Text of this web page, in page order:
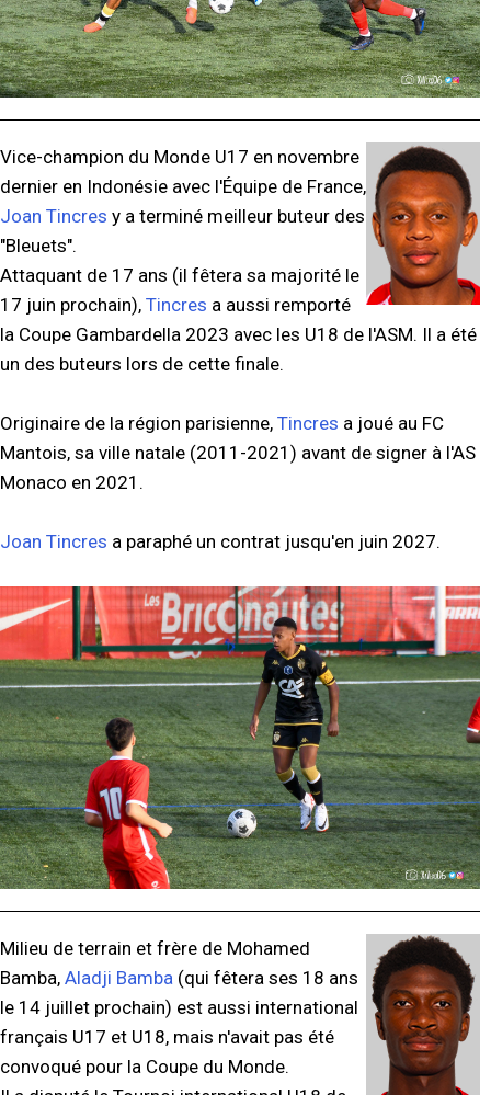
Vice-champion du Monde U17 en novembre
dernier en Indonésie avec l'Équipe de France,
Joan Tincres y a terminé meilleur buteur des
"Bleuets".
Attaquant de 17 ans (il fêtera sa majorité le
17 juin prochain), Tincres a aussi remporté
la Coupe Gambardella 2023 avec les U18 de l'ASM. Il a été
un des buteurs lors de cette finale.
Originaire de la région parisienne, Tincres a joué au FC
Mantois, sa ville natale (2011-2021) avant de signer à l'AS
Monaco en 2021.
Joan Tincres a paraphé un contrat jusqu'en juin 2027.
Milieu de terrain et frère de Mohamed
Bamba, Aladji Bamba (qui fêtera ses 18 ans
le 14 juillet prochain) est aussi international
français U17 et U18, mais n'avait pas été
convoqué pour la Coupe du Monde.